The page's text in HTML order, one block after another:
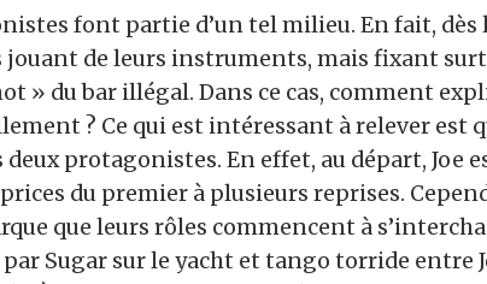
font partie d’un tel milieu. En fait, dès
de leurs instruments, mais fixant
» du bar illégal. Dans ce cas, comment
? Ce qui est intéressant à relever est
deux protagonistes. En effet, au départ, Joe
du premier à plusieurs reprises.
que leurs rôles commencent à
Sugar sur le yacht et tango torride entre